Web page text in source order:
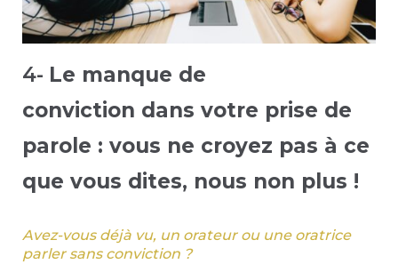
4- Le manque de
conviction dans votre prise de
parole : vous ne croyez pas à ce
que vous dites, nous non plus !
Avez-vous déjà vu, un orateur ou une oratrice
parler sans conviction ?